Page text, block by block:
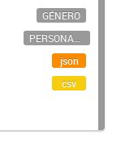
GÉNERO
PERSONAL CIENTÍFICO-TECNOLÓGICO
json
csv